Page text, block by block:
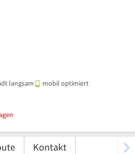
langsam mobil optimiert
Kontakt